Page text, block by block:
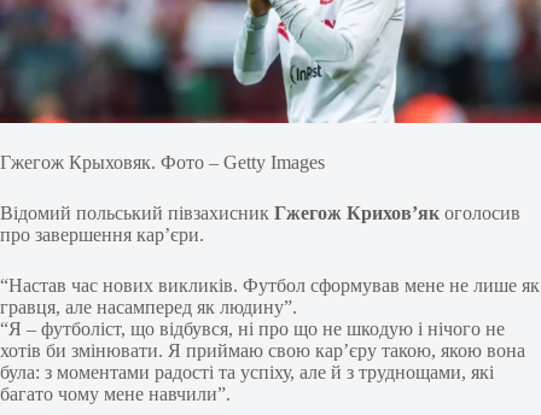
Гжегож Крыховяк. Фото – Getty Images
Відомий польський півзахисник Гжегож Крихов’як оголосив
про завершення кар’єри.
“Настав час нових викликів. Футбол сформував мене не лише як
гравця, але насамперед як людину”.
“Я – футболіст, що відбувся, ні про що не шкодую і нічого не
хотів би змінювати. Я приймаю свою кар’єру такою, якою вона
була: з моментами радості та успіху, але й з труднощами, які
багато чому мене навчили”.